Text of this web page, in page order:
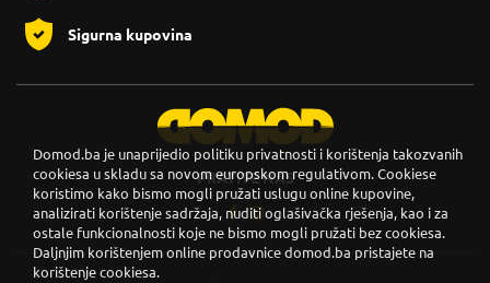
Sigurna kupovina
PRATITE NAS
Domod.ba je unaprijedio politiku privatnosti i korištenja takozvanih
cookiesa u skladu sa novom europskom regulativom. Cookiese
koristimo kako bismo mogli pružati uslugu online kupovine,
analizirati korištenje sadržaja, nuditi oglašivačka rješenja, kao i za
ostale funkcionalnosti koje ne bismo mogli pružati bez cookiesa.
Daljnjim korištenjem online prodavnice domod.ba pristajete na
korištenje cookiesa.